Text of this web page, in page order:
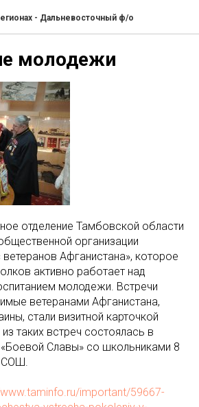
- Дальневосточный ф/о
молодежи
отделение Тамбовской области
организации
Афганистана», которое
активно работает над
молодежи. Встречи
ветеранами Афганистана,
стали визитной карточкой
таких встреч состоялась в
Славы» со школьниками 8
СОШ.
important/59667-